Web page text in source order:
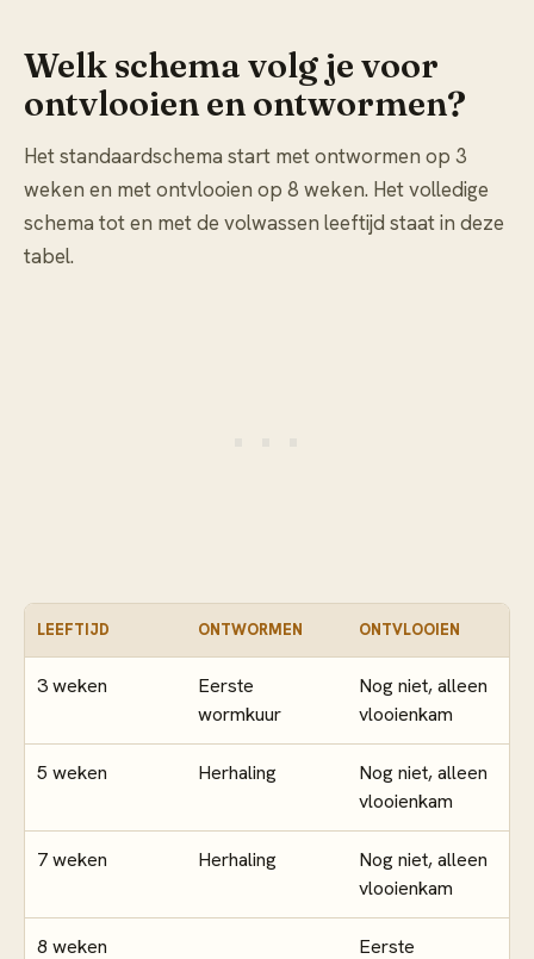
Welk schema volg je voor
ontvlooien en ontwormen?
Het standaardschema start met ontwormen op 3
weken en met ontvlooien op 8 weken. Het volledige
schema tot en met de volwassen leeftijd staat in deze
tabel.
LEEFTIJD ONTWORMEN ONTVLOOIEN
3 weken
Eerste
wormkuur
Nog niet, alleen
vlooienkam
5 weken Herhaling
Nog niet, alleen
vlooienkam
7 weken Herhaling
Nog niet, alleen
vlooienkam
8 weken Eerste